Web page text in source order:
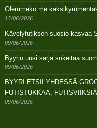
Olemmeko me
13/06/2026
Kävelyfutiksen suosio kasvaa
09/06/2026
Byyrin uusi sarja sukeltaa
09/06/2026
BYYRI ETSII YHDESSÄ
FUTISTUKKAA,
09/06/2026